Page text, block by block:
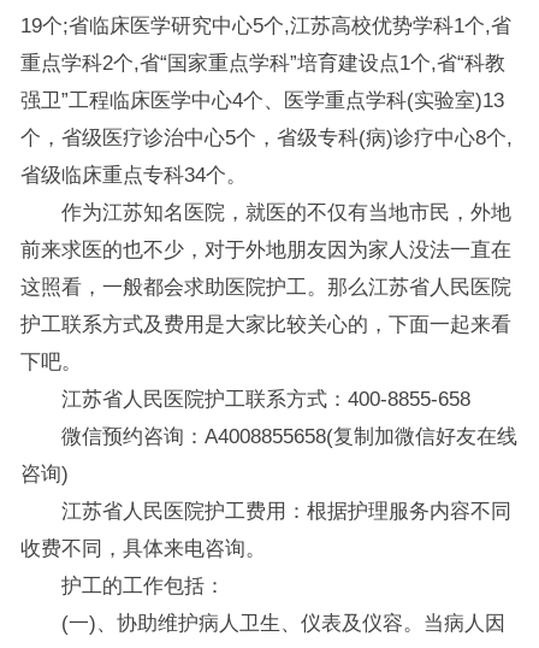
19个;省临床医学研究中心5个,江苏高校优势学科1个,省
重点学科2个,省“国家重点学科”培育建设点1个,省“科教
强卫”工程临床医学中心4个、医学重点学科(实验室)13
个，省级医疗诊治中心5个，省级专科(病)诊疗中心8个,
省级临床重点专科34个。
作为江苏知名医院，就医的不仅有当地市民，外地
前来求医的也不少，对于外地朋友因为家人没法一直在
这照看，一般都会求助医院护工。那么江苏省人民医院
护工联系方式及费用是大家比较关心的，下面一起来看
下吧。
江苏省人民医院护工联系方式：400-8855-658
微信预约咨询：A4008855658(复制加微信好友在线
咨询)
江苏省人民医院护工费用：根据护理服务内容不同
收费不同，具体来电咨询。
护工的工作包括：
(一)、协助维护病人卫生、仪表及仪容。当病人因